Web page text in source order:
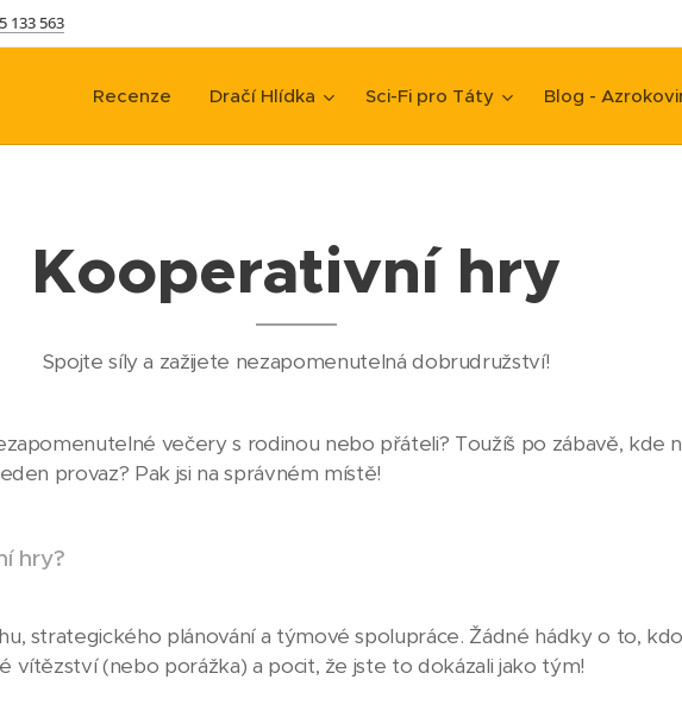
133 563
Recenze Dračí Hlídka Sci-Fi pro Táty Blog -
Kooperativní hry
Spojte síly a zažijete nezapomenutelná dobrudružství!
večery s rodinou nebo přáteli? Toužíš po zábavě, kde
provaz? Pak jsi na správném místě!
hry?
strategického plánování a týmové spolupráce. Žádné hádky o to,
vítězství (nebo porážka) a pocit, že jste to dokázali jako tým!